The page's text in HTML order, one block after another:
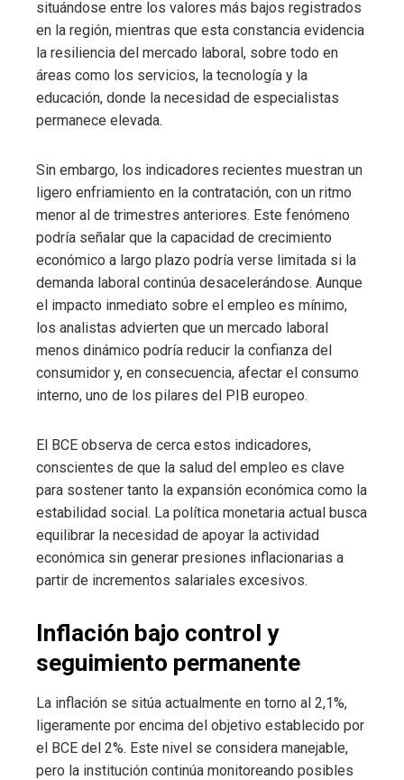
situándose entre los valores más bajos registrados
en la región, mientras que esta constancia evidencia
la resiliencia del mercado laboral, sobre todo en
áreas como los servicios, la tecnología y la
educación, donde la necesidad de especialistas
permanece elevada.
Sin embargo, los indicadores recientes muestran un
ligero enfriamiento en la contratación, con un ritmo
menor al de trimestres anteriores. Este fenómeno
podría señalar que la capacidad de crecimiento
económico a largo plazo podría verse limitada si la
demanda laboral continúa desacelerándose. Aunque
el impacto inmediato sobre el empleo es mínimo,
los analistas advierten que un mercado laboral
menos dinámico podría reducir la confianza del
consumidor y, en consecuencia, afectar el consumo
interno, uno de los pilares del PIB europeo.
El BCE observa de cerca estos indicadores,
conscientes de que la salud del empleo es clave
para sostener tanto la expansión económica como la
estabilidad social. La política monetaria actual busca
equilibrar la necesidad de apoyar la actividad
económica sin generar presiones inflacionarias a
partir de incrementos salariales excesivos.
Inflación bajo control y
seguimiento permanente
La inflación se sitúa actualmente en torno al 2,1%,
ligeramente por encima del objetivo establecido por
el BCE del 2%. Este nivel se considera manejable,
pero la institución continúa monitoreando posibles